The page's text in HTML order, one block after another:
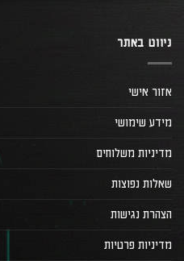
ניווט באתר
אזור אישי
מידע שימושי
מדיניות משלוחים
שאלות נפוצות
הצהרת נגישות
מדיניות פרטיות